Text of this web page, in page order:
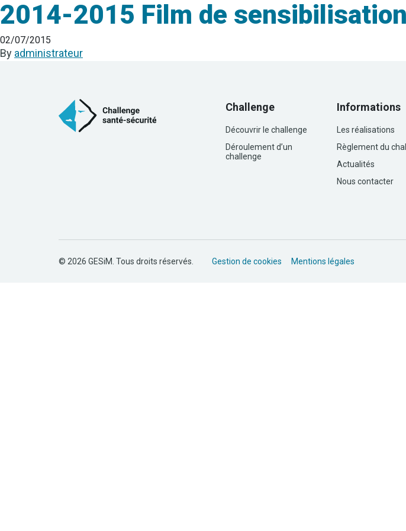
2014-2015 Film de
02/07/2015
By administrateur
Challenge
Découvrir le challenge
Déroulement d’un
challenge
Informations
Les réalisations
Règlement du
Actualités
Nous contacter
© 2026 GESiM. Tous droits réservés. Gestion de cookies Mentions légales